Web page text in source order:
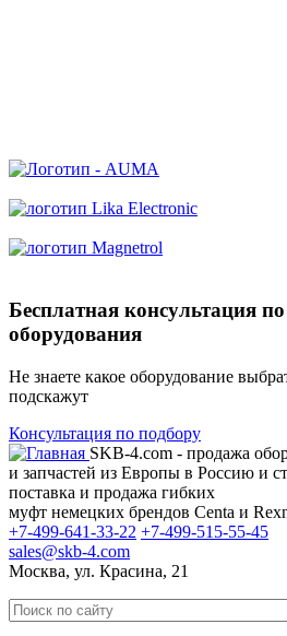
Бесплатная консультация
оборудования
Не знаете какое оборудование
подскажут
Консультация по подбору
SKB-4.com - продажа
и запчастей из Европы в Россию и
поставка и продажа гибких
муфт немецких брендов Centa и
+7-499-641-33-22 +7-499-515-55-45
sales@skb-4.com
Москва, ул. Красина, 21